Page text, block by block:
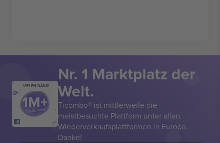
VIELEN DANK!
Nr. 1 Marktplatz der
Welt.
Ticombo® ist mittlerweile die
meistbesuchte Plattform unter allen
Wiederverkaufsplattformen in Europa.
Danke!